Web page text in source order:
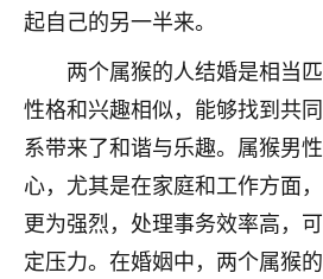
起自己的另一半来。
两个属猴的人结婚是相当
性格和兴趣相似，能够找到共
系带来了和谐与乐趣。属猴男
心，尤其是在家庭和工作方面
更为强烈，处理事务效率高，
定压力。在婚姻中，两个属猴
优秀的张同学
2天前 来自山西